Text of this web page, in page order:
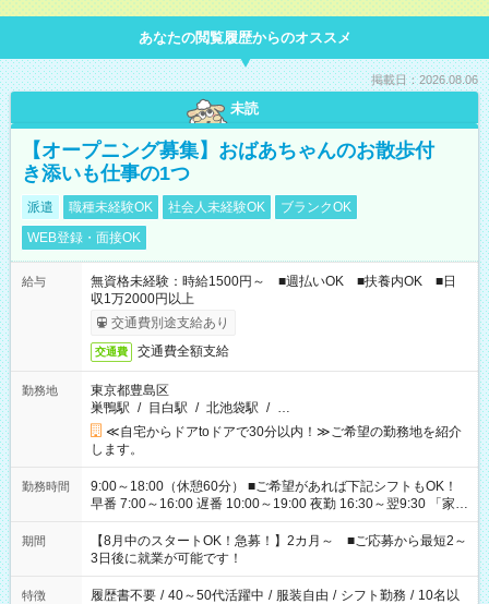
あなたの閲覧履歴からのオススメ
掲載日：2026.08.06
未読
【オープニング募集】おばあちゃんのお散歩付
き添いも仕事の1つ
派遣 職種未経験OK 社会人未経験OK
ブランクOK
WEB登録・面接OK
給与
無資格未経験：時給1500円～ ■週払いOK ■扶養内OK ■日
収1万2000円以上
交通費別途支給あり
交通費 交通費全額支給
勤務地
東京都豊島区
巣鴨駅 / 目白駅 / 北池袋駅 / …
≪自宅からドアtoドアで30分以内！≫ご希望の勤務地を紹介
します。
勤務時間
9:00～18:00（休憩60分） ■ご希望があれば下記シフトもOK！
早番 7:00～16:00 遅番 10:00～19:00 夜勤 16:30～翌9:30 「家族
と休みを合わせたい」 「余裕を持って夕飯の準備がしたい」
「できれば残業はしたくない」 など、ご希望を教えてください
ね。 ※Wワーク希望の方へ 今ご覧のお仕事で希望する勤務時間
と、もう1つのお仕事の勤務時間。 合計で週40時間を超える場
合は応募できません。
期間
【8月中のスタートOK！急募！】2カ月～ ■ご応募から最短2～
3日後に就業が可能です！
特徴 履歴書不要 / 40～50代活躍中 / 服装自由 / シフト勤務 / 10名以